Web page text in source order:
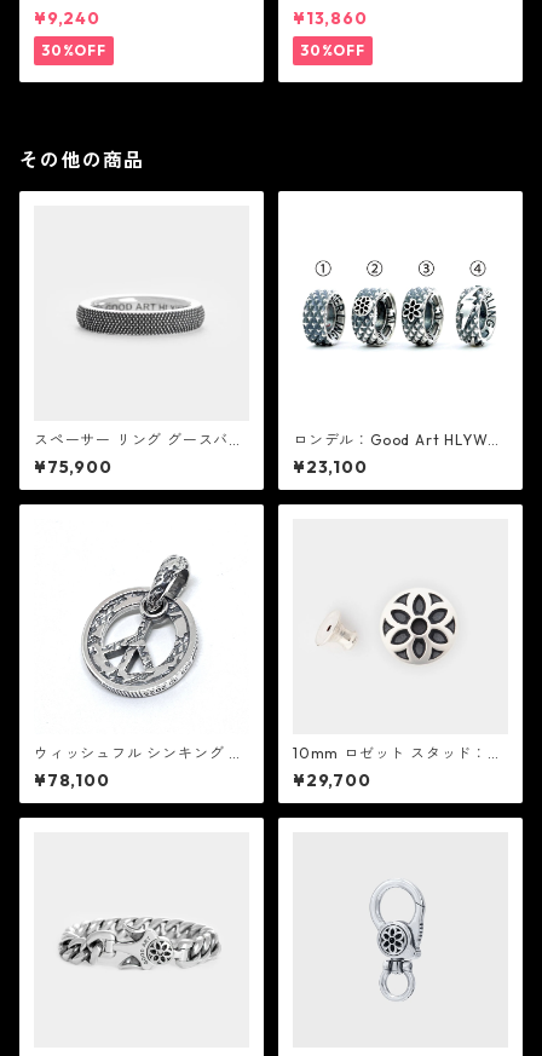
アム ペンダント ブラック コー
ティング（サテンコード付
属）
¥9,240
30%OFF
アム ペンダント ブラック
¥13,860
30%OFF
その他の商品
スペーサー リング グースバン
プス：Good Art HLYWD グッ
ド アート ハリウッド
¥75,900
ロンデル：Good Art HLYWD
グッド アート ハリウッド
¥23,100
ウィッシュフル シンキング ペ
ンダント 2A：Good Art HLY
WD グッド アート ハリウッド
¥78,100
10mm ロゼット スタッド：G
ood Art HLYWD グッド アー
ト ハリウッド
¥29,700